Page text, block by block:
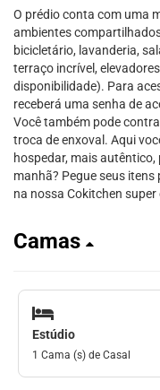
O prédio conta com uma
ambientes
bicicletário, lavanderia,
terraço incrível,
disponibilidade). Para
receberá uma senha de
Você também pode
troca de enxoval. Aqui
hospedar, mais
manhã? Pegue seus
na nossa Cokitchen super
Camas
Estúdio
1 Cama (s) de Casal